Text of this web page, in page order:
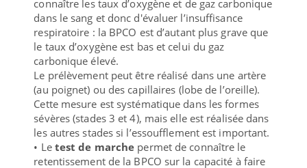
connaître les taux d’oxygène et de gaz carbonique
dans le sang et donc d'évaluer l’insuffisance
respiratoire : la BPCO est d’autant plus grave que
le taux d’oxygène est bas et celui du gaz
carbonique élevé.
Le prélèvement peut être réalisé dans une artère
(au poignet) ou des capillaires (lobe de l’oreille).
Cette mesure est systématique dans les formes
sévères (stades 3 et 4), mais elle est réalisée dans
les autres stades si l’essoufflement est important.
• Le test de marche permet de connaître le
retentissement de la BPCO sur la capacité à faire